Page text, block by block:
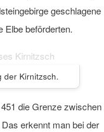
geschlagene
Elbe beförderten.
der Kirnitzsch.
die Grenze zwischen
erkennt man bei der